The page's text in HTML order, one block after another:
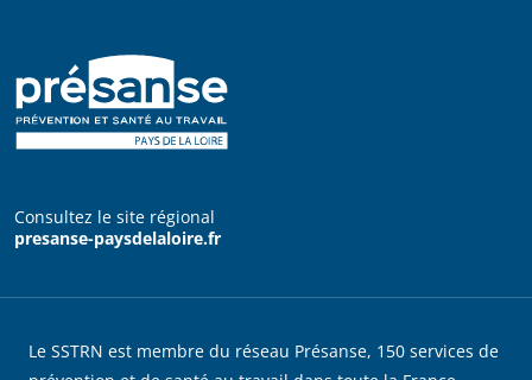
Consultez le site régional
presanse-paysdelaloire.fr
Le SSTRN est membre du réseau Présanse, 150 services de